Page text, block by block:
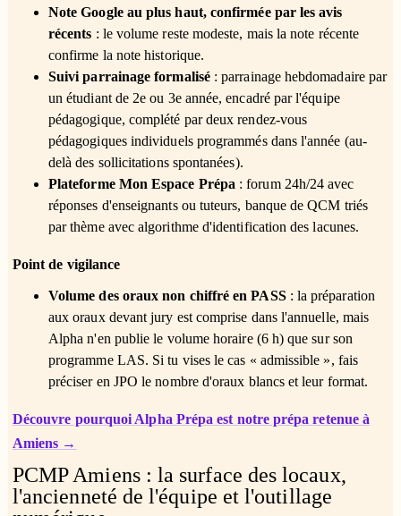
Note Google au plus haut, confirmée par les avis
récents : le volume reste modeste, mais la note récente
confirme la note historique.
Suivi parrainage formalisé: parrainage hebdomadaire par
un étudiant de 2e ou 3e année, encadré par l'équipe
pédagogique, complété par deux rendez-vous
pédagogiques individuels programmés dans l'année (au-
delà des sollicitations spontanées).
Plateforme Mon Espace Prépa : forum 24h/24 avec
réponses d'enseignants ou tuteurs, banque de QCM triés
par thème avec algorithme d'identification des lacunes.
Point de vigilance
Volume des oraux non chiffré en PASS: la préparation
aux oraux devant jury est comprise dans l'annuelle, mais
Alpha n'en publie le volume horaire (6 h) que sur son
programme LAS. Si tu vises le cas « admissible », fais
préciser en JPO le nombre d'oraux blancs et leur format.
Découvre pourquoi Alpha Prépa est notre prépa retenue à
Amiens →
PCMP Amiens : la surface des locaux,
l'ancienneté de l'équipe et l'outillage